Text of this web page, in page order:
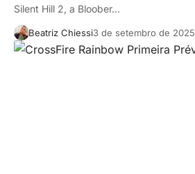
Silent Hill 2, a Bloober…
Beatriz Chiessi3 de setembro de 2025